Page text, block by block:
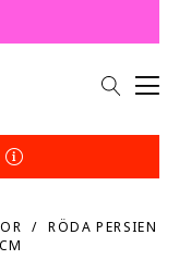
Klarna.
RÖDA PERSIEN